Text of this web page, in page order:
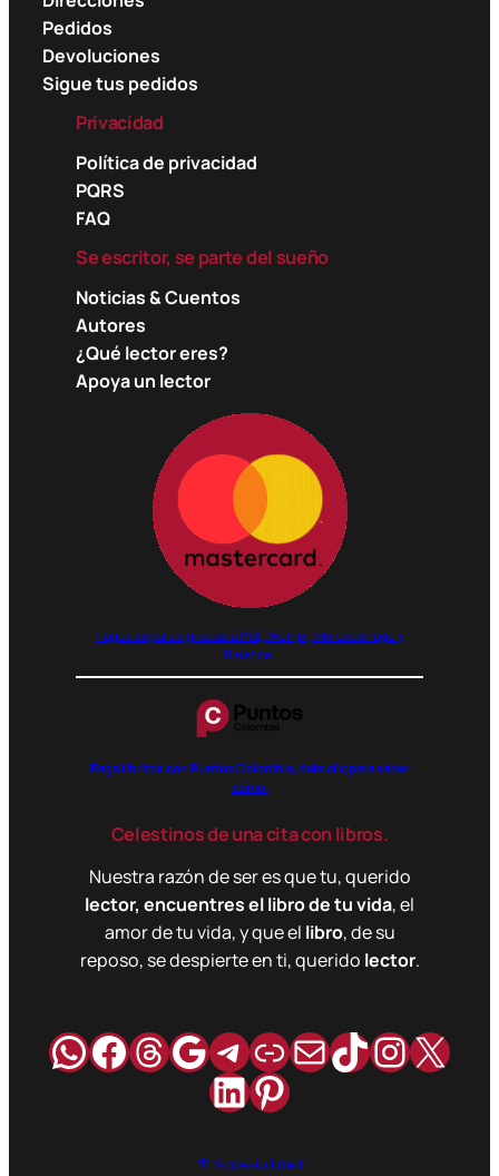
Pedidos
Devoluciones
Sigue tus pedidos
Privacidad
Política de privacidad
PQRS
FAQ
Se escritor, se parte del sueño
Noticias & Cuentos
Autores
¿Qué lector eres?
Apoya un lector
Pagos seguros gracias a PSE, Wompi, MercadoPago y
Binance.
Paga libritos con Puntos Colombia, dale clic para saber
cómo.
Celestinos de una cita con libros.
Nuestra razón de ser es que tu, querido
lector, encuentres el libro de tu vida, el
amor de tu vida, y que el libro, de su
reposo, se despierte en ti, querido lector.
WhatsApp
Facebook
Hilos
Google
Telegram
Enlace
Correo
TikTok
X
LinkedIn
Pinterest
Accesibilidad